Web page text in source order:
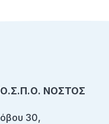
ΝΟΣΤΟΣ
30,